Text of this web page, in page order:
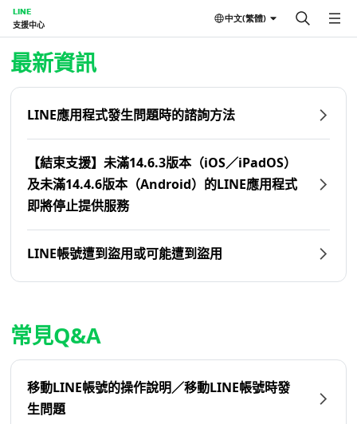
LINE
支援中心
中文(繁體)
首頁 | LINE支援中心
最新資訊
LINE應用程式發生問題時的諮詢方法
【結束支援】未滿14.6.3版本（iOS／iPadOS）
及未滿14.4.6版本（Android）的LINE應用程式
即將停止提供服務
LINE帳號遭到盜用或可能遭到盜用
常見Q&A
移動LINE帳號的操作說明／移動LINE帳號時發
生問題